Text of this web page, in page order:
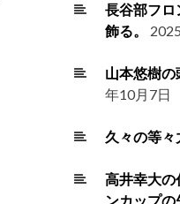
長谷部フロ
飾る。
山本悠樹の
年10月7日
久々の等々
高井幸大の
ンカップの